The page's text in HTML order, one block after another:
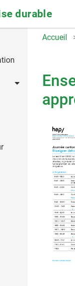
durable
Accueil